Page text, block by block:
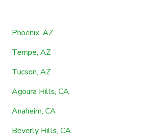
Phoenix, AZ
Tempe, AZ
Tucson, AZ
Agoura Hills, CA
Anaheim, CA
Beverly Hills, CA